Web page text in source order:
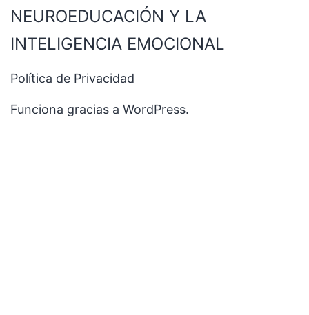
NEUROEDUCACIÓN Y LA
INTELIGENCIA EMOCIONAL
Política de Privacidad
Funciona gracias a WordPress.